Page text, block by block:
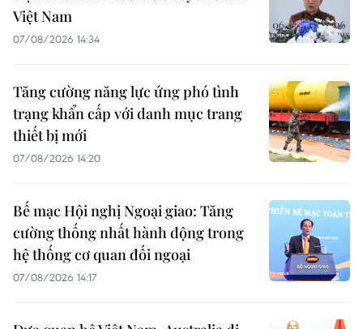
Việt Nam
07/08/2026 14:34
Tăng cường năng lực ứng phó tình
trạng khẩn cấp với danh mục trang
thiết bị mới
07/08/2026 14:20
Bế mạc Hội nghị Ngoại giao: Tăng
cường thống nhất hành động trong
hệ thống cơ quan đối ngoại
07/08/2026 14:17